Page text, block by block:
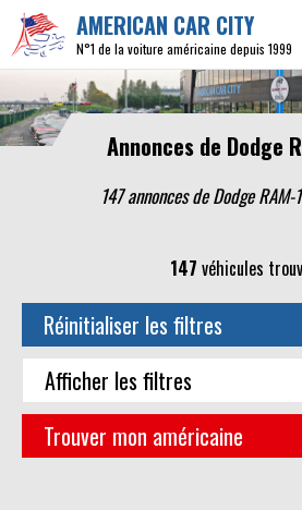
AMERICAN CAR CITY
N°1 de la voiture américaine depuis 1999
Annonces de Dodge
147 annonces de Dodge
147 véhicules
Réinitialiser les filtres
Afficher les filtres
Trouver mon américaine